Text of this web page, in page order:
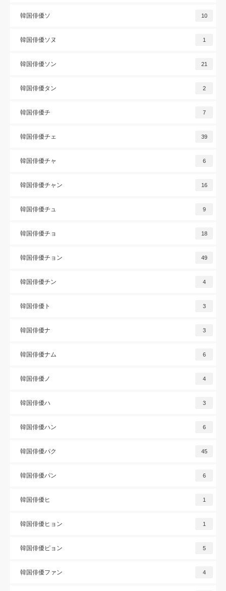
韓国俳優ソ 10
韓国俳優ソヌ 1
韓国俳優ソン 21
韓国俳優タン 2
韓国俳優チ 7
韓国俳優チェ 39
韓国俳優チャ 6
韓国俳優チャン 16
韓国俳優チュ 9
韓国俳優チョ 18
韓国俳優チョン 49
韓国俳優チン 4
韓国俳優ト 3
韓国俳優ナ 3
韓国俳優ナム 6
韓国俳優ノ 4
韓国俳優ハ 3
韓国俳優ハン 6
韓国俳優パク 45
韓国俳優パン 6
韓国俳優ヒ 1
韓国俳優ヒョン 1
韓国俳優ピョン 5
韓国俳優ファン 4